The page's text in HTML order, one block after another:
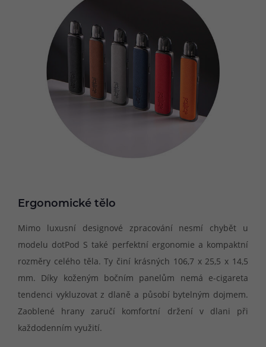
Ergonomické tělo
Mimo luxusní designové zpracování nesmí chybět u
modelu dotPod S také perfektní ergonomie a kompaktní
rozměry celého těla. Ty činí krásných 106,7 x 25,5 x 14,5
mm. Díky koženým bočním panelům nemá e-cigareta
tendenci vykluzovat z dlaně a působí bytelným dojmem.
Zaoblené hrany zaručí komfortní držení v dlani při
každodenním využití.